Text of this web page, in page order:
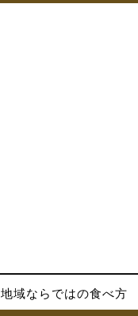
地域ならではの食べ方